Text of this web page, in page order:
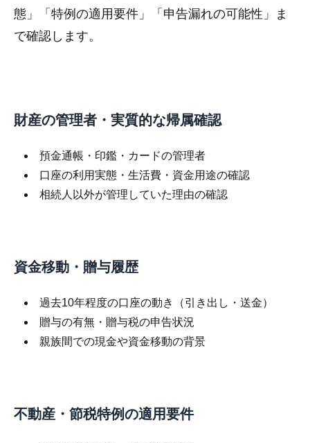
態」「特例の適用要件」「申告漏れの可能性」ま
で確認します。
財産の管理者・実質的な帰属確認
預金通帳・印鑑・カードの管理者
口座の利用実態・生活費・資金用途の確認
相続人以外が管理していた理由の確認
資金移動・贈与履歴
過去10年程度の口座の動き（引き出し・送金）
贈与の有無・贈与税の申告状況
親族間での現金や資金移動の背景
不動産・節税特例の適用要件